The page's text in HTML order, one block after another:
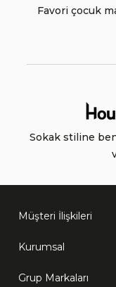
Favori çocuk
Sokak stiline
Müşteri İlişkileri
Kurumsal
Grup Markaları